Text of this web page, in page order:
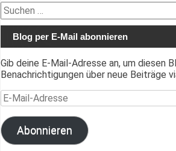
Suchen
nach:
Blog per E-Mail abonnieren
Gib deine E-Mail-Adresse an, um diesen
Benachrichtigungen über neue Beiträge
E-Mail-Adresse
Abonnieren